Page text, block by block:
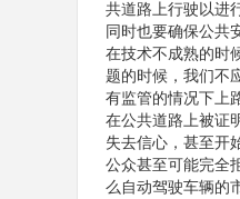
共道路上行驶以进
同时也要确保公共
在技术不成熟的时
题的时候，我们不
有监管的情况下上
在公共道路上被证
失去信心，甚至开
公众甚至可能完全
么自动驾驶车辆的